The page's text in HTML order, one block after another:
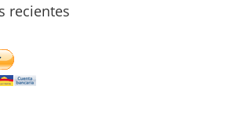
recientes